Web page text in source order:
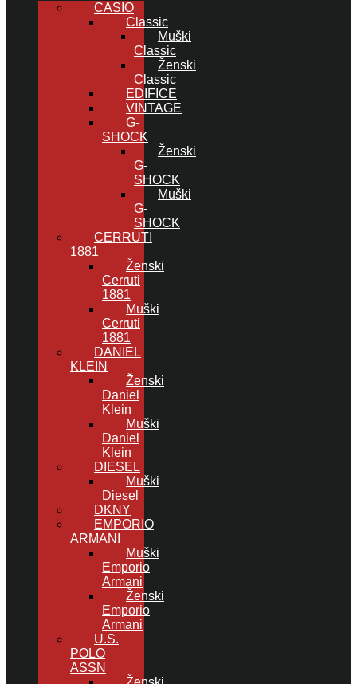
CASIO
Classic
Muški
Classic
Ženski
Classic
EDIFICE
VINTAGE
G-
SHOCK
Ženski
G-
SHOCK
Muški
G-
SHOCK
CERRUTI
1881
Ženski
Cerruti
1881
Muški
Cerruti
1881
DANIEL
KLEIN
Ženski
Daniel
Klein
Muški
Daniel
Klein
DIESEL
Muški
Diesel
DKNY
EMPORIO
ARMANI
Muški
Emporio
Armani
Ženski
Emporio
Armani
U.S.
POLO
ASSN